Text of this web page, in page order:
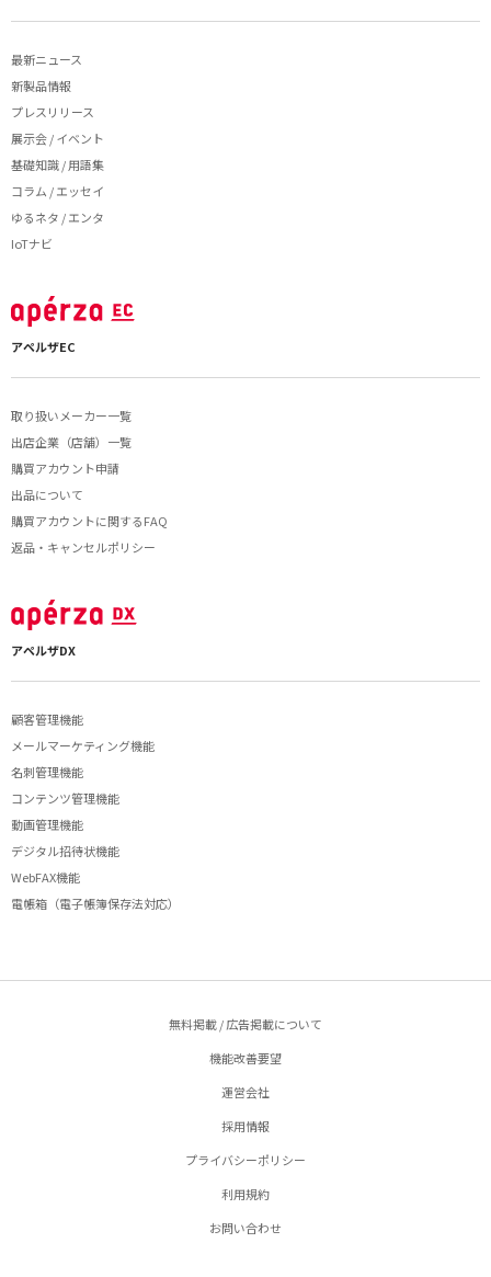
最新ニュース
新製品情報
プレスリリース
展示会 / イベント
基礎知識 / 用語集
コラム / エッセイ
ゆるネタ / エンタ
IoTナビ
アペルザEC
取り扱いメーカー一覧
出店企業（店舗）一覧
購買アカウント申請
出品について
購買アカウントに関するFAQ
返品・キャンセルポリシー
アペルザDX
顧客管理機能
メールマーケティング機能
名刺管理機能
コンテンツ管理機能
動画管理機能
デジタル招待状機能
WebFAX機能
電帳箱（電子帳簿保存法対応）
無料掲載 / 広告掲載について
機能改善要望
運営会社
採用情報
プライバシーポリシー
利用規約
お問い合わせ